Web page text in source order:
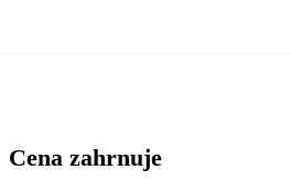
Cena zahrnuje